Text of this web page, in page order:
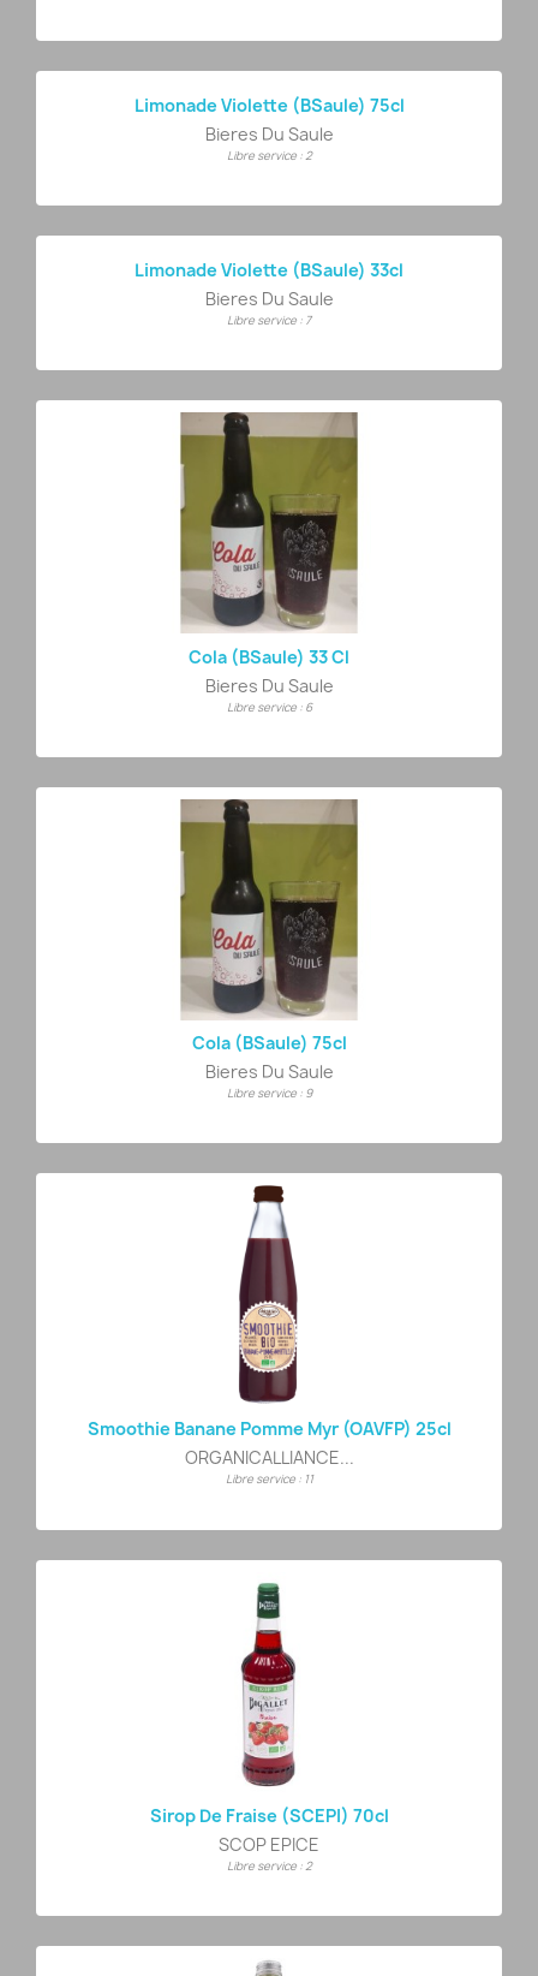
Limonade Violette (BSaule) 75cl
Bieres Du Saule
Libre service : 2
Limonade Violette (BSaule) 33cl
Bieres Du Saule
Libre service : 7
Cola (BSaule) 33 Cl
Bieres Du Saule
Libre service : 6
Cola (BSaule) 75cl
Bieres Du Saule
Libre service : 9
Smoothie Banane Pomme Myr (OAVFP) 25cl
ORGANICALLIANCE...
Libre service : 11
Sirop De Fraise (SCEPI) 70cl
SCOP EPICE
Libre service : 2